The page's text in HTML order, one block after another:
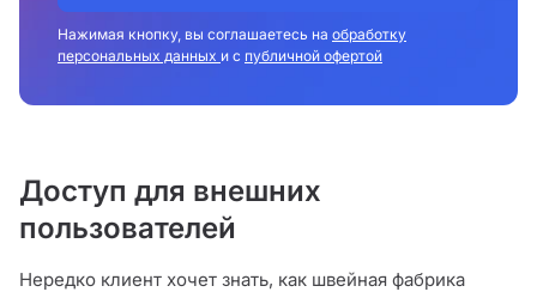
Нажимая кнопку, вы соглашаетесь на обработку
персональных данных и с публичной офертой
Доступ для внешних
пользователей
Нередко клиент хочет знать, как швейная фабрика